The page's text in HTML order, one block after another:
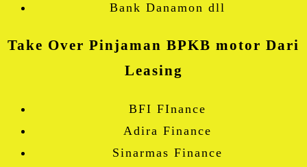
Bank Danamon dll
Take Over Pinjaman BPKB motor Dari
Leasing
BFI FInance
Adira Finance
Sinarmas Finance